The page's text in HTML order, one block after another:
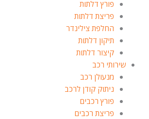
פורץ דלתות
פריצת דלתות
החלפת צילינדר
תיקון דלתות
קיצור דלתות
שירותי רכב
מנעולן רכב
ניתוק קודן לרכב
פורץ רכבים
פריצת רכבים